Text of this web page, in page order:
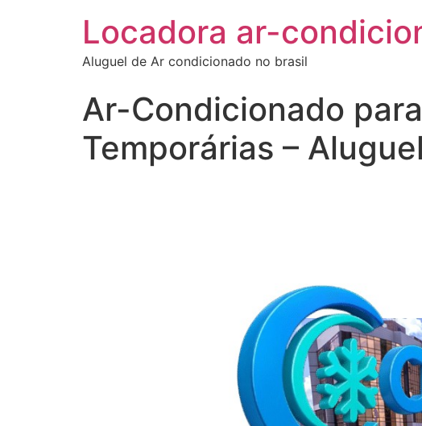
Locadora ar-
Aluguel de Ar condicionado no brasil
Ar-Condicionado
Temporárias –